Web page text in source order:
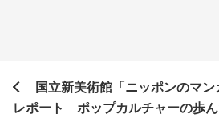
国立新美術館「ニッポンのマン
レポート ポップカルチャーの歩